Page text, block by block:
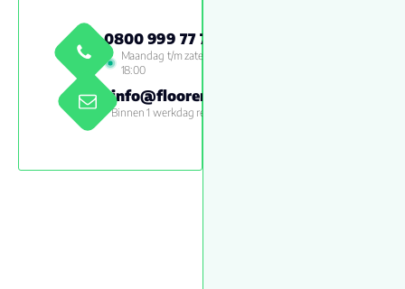
0800 999 77 79
Maandag t/m zaterdag 09:00 -
18:00
info@floorenmore.nl
Binnen 1 werkdag reactie